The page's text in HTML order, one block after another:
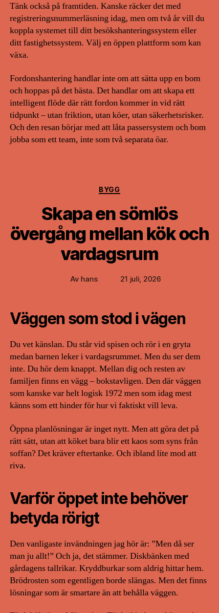
Tänk också på framtiden. Kanske räcker det med
registreringsnummerläsning idag, men om två år vill du
koppla systemet till ditt besökshanteringssystem eller
ditt fastighetssystem. Välj en öppen plattform som kan
växa.
Fordonshantering handlar inte om att sätta upp en bom
och hoppas på det bästa. Det handlar om att skapa ett
intelligent flöde där rätt fordon kommer in vid rätt
tidpunkt – utan friktion, utan köer, utan säkerhetsrisker.
Och den resan börjar med att låta passersystem och bom
jobba som ett team, inte som två separata öar.
Kategorier
BYGG
Skapa en sömlös
övergång mellan kök och
vardagsrum
Inläggsförfattare
Av hans Inläggsdatum
21 juli, 2026
Väggen som stod i vägen
Du vet känslan. Du står vid spisen och rör i en gryta
medan barnen leker i vardagsrummet. Men du ser dem
inte. Du hör dem knappt. Mellan dig och resten av
familjen finns en vägg – bokstavligen. Den där väggen
som kanske var helt logisk 1972 men som idag mest
känns som ett hinder för hur vi faktiskt vill leva.
Öppna planlösningar är inget nytt. Men att göra det på
rätt sätt, utan att köket bara blir ett kaos som syns från
soffan? Det kräver eftertanke. Och ibland lite mod att
riva.
Varför öppet inte behöver
betyda rörigt
Den vanligaste invändningen jag hör är: ”Men då ser
man ju allt!” Och ja, det stämmer. Diskbänken med
gårdagens tallrikar. Kryddburkar som aldrig hittar hem.
Brödrosten som egentligen borde slängas. Men det finns
lösningar som är smartare än att behålla väggen.